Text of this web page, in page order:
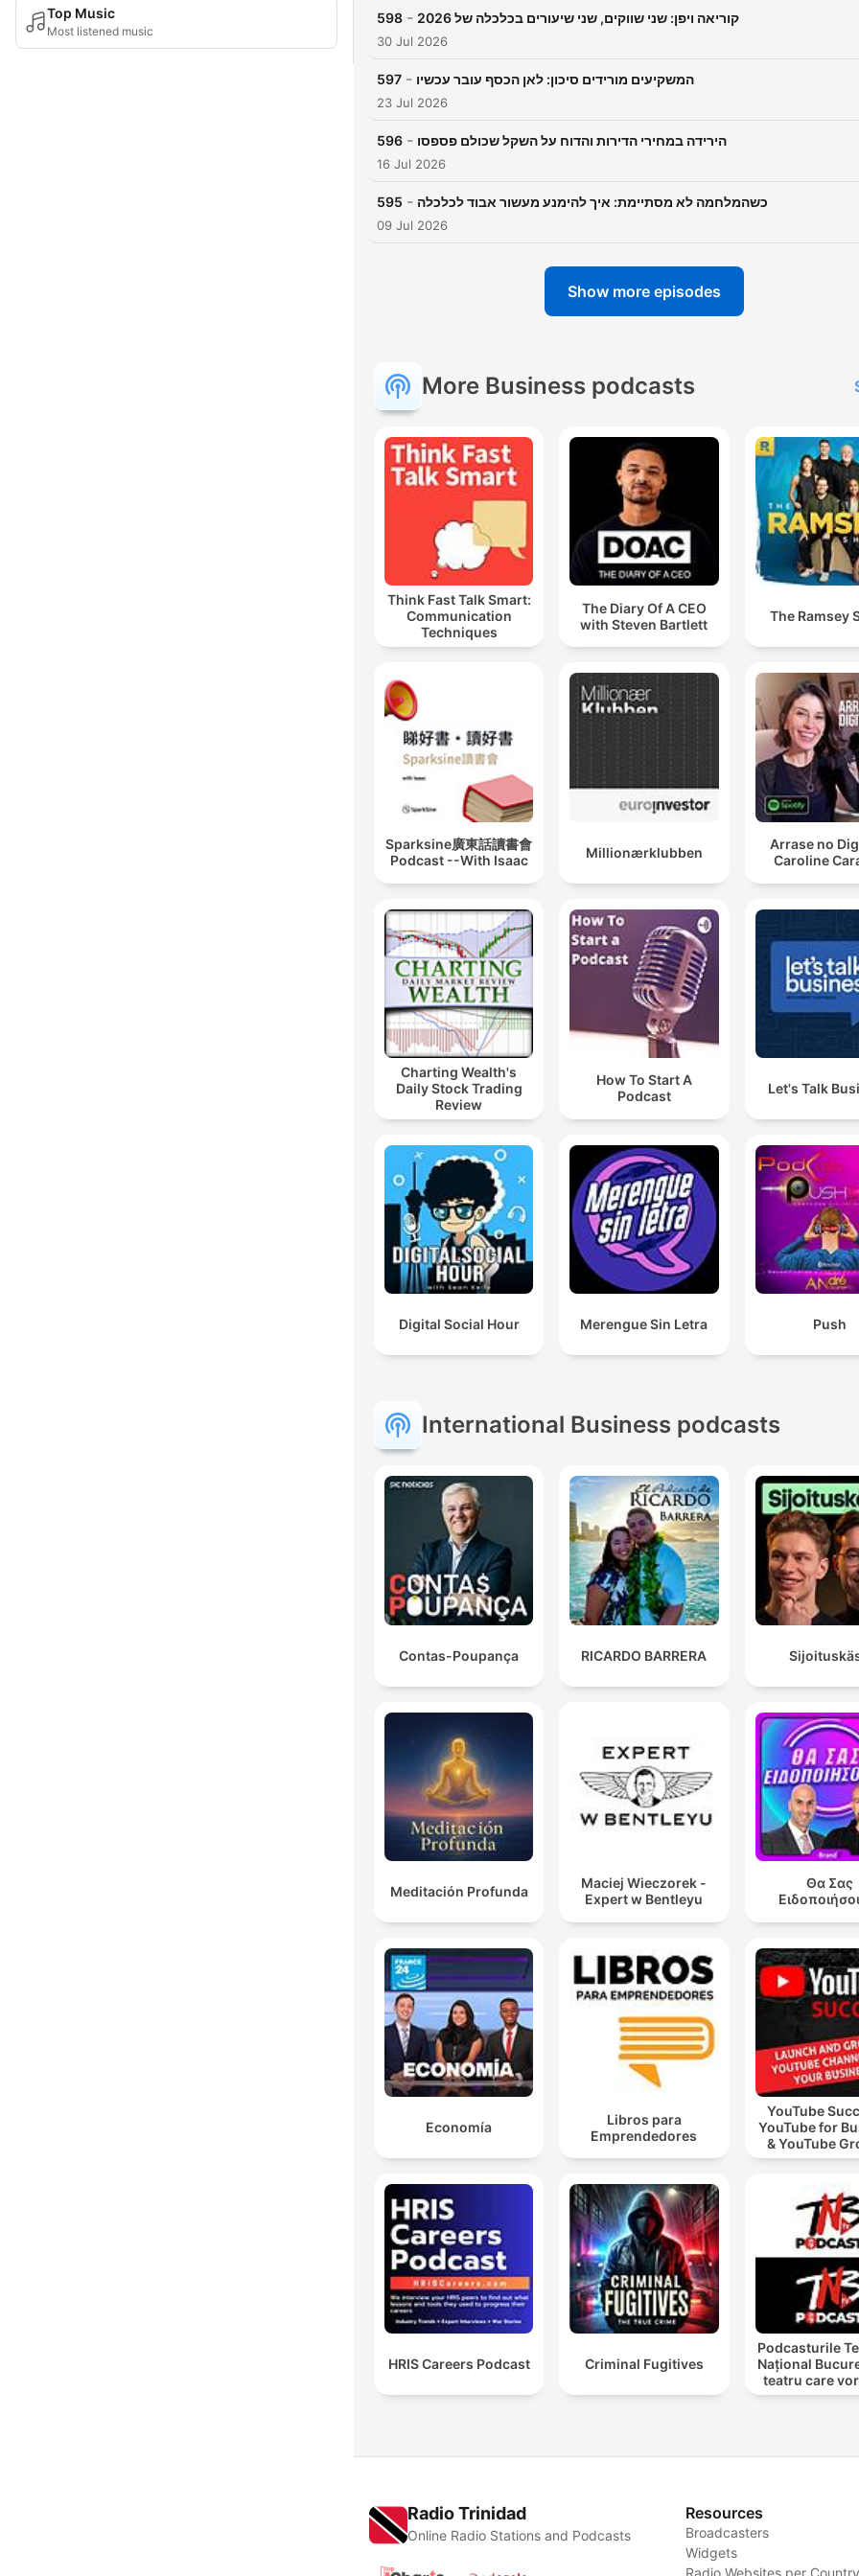
Top Music
Most listened music
598 - קוריאה ויפן: שני שווקים, שני שיעורים בכלכלה של 2026
30 Jul 2026
597 - המשקיעים מורידים סיכון: לאן הכסף עובר עכשיו
23 Jul 2026
596 - הירידה במחירי הדירות והדוח על השקל שכולם פספסו
16 Jul 2026
595 - כשהמלחמה לא מסתיימת: איך להימנע מעשור אבוד לכלכלה
09 Jul 2026
Show more episodes
More Business podcasts
Think Fast Talk Smart:
Communication
Techniques
The Diary Of A CEO
with Steven Bartlett
The Ramsey
Sparksine廣東話讀書會
Podcast --With Isaac
Millionærklubben
Arrase no
Caroline
Charting Wealth's
Daily Stock Trading
Review
How To Start A
Podcast
Let's Talk
Digital Social Hour Merengue Sin Letra Push
International Business podcasts
Contas-Poupança RICARDO BARRERA
Meditación Profunda
Maciej Wieczorek -
Expert w Bentleyu
Θα Σας
Economía
Libros para
Emprendedores
YouTube
YouTube for
& YouTube
Video
HRIS Careers Podcast Criminal Fugitives
Podcasturile
Național
teatru care
cu tine
Radio Trinidad
Online Radio Stations and Podcasts
Resources
Broadcasters
Widgets
Radio Websites per